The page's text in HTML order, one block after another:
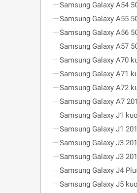
Samsung Galaxy A54
Samsung Galaxy A55
Samsung Galaxy A56
Samsung Galaxy A57
Samsung Galaxy A70
Samsung Galaxy A71
Samsung Galaxy A72
Samsung Galaxy A7
Samsung Galaxy J1
Samsung Galaxy J1
Samsung Galaxy J3
Samsung Galaxy J3
Samsung Galaxy J4
Samsung Galaxy J5